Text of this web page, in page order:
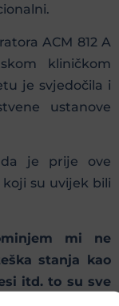
ACM 812 A
kliničkom
je svjedočila i
ustanove
da je prije ove
koji su uvijek bili
mi ne
stanja kao
itd. to su sve